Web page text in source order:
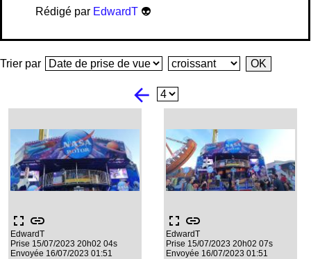
Rédigé par EdwardT 👽
Trier par
arrow_back
fullscreen link
EdwardT
Prise 15/07/2023 20h02 04s
Envoyée 16/07/2023 01:51
fullscreen link
EdwardT
Prise 15/07/2023 20h02 07s
Envoyée 16/07/2023 01:51